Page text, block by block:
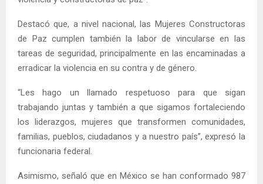
Destacó que, a nivel nacional, las Mujeres Constructoras
de Paz cumplen también la labor de vincularse en las
tareas de seguridad, principalmente en las encaminadas a
erradicar la violencia en su contra y de género.
“Les hago un llamado respetuoso para que sigan
trabajando juntas y también a que sigamos fortaleciendo
los liderazgos, mujeres que transformen comunidades,
familias, pueblos, ciudadanos y a nuestro país”, expresó la
funcionaria federal.
Asimismo, señaló que en México se han conformado 987